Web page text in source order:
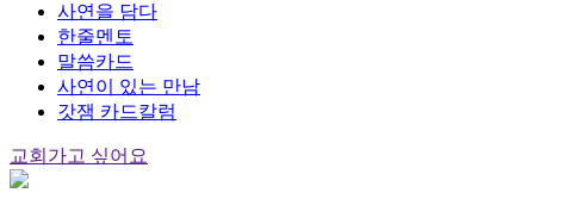
사연을 담다
한줄멘토
말씀카드
사연이 있는 만남
갓잼 카드칼럼
교회가고 싶어요